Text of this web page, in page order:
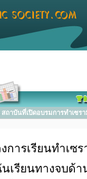
สถาบันที่เปิดอบรมการทำเซร
การเรียนทำเซ
เรียนทางจบด้